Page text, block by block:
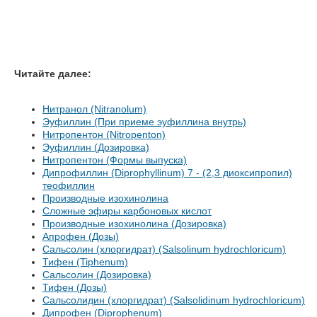
Читайте далее:
Нитранол (Nitranolum)
Эуфиллин (При приеме эуфиллина внутрь)
Нитропентон (Nitropenton)
Эуфиллин (Дозировка)
Нитропентон (Формы выпуска)
Дипрофиллин (Diprophyllinum) 7 - (2,3 диоксипропил)
теофиллин
Производные изохинолина
Сложные эфиры карбоновых кислот
Производные изохинолина (Дозировка)
Апрофен (Дозы)
Сальсолин (хлоргидрат) (Salsolinum hydrochloricum)
Тифен (Tiphenum)
Сальсолин (Дозировка)
Тифен (Дозы)
Сальсолидин (хлоргидрат) (Salsolidinum hydrochloricum)
Дипрофен (Diprophenum)